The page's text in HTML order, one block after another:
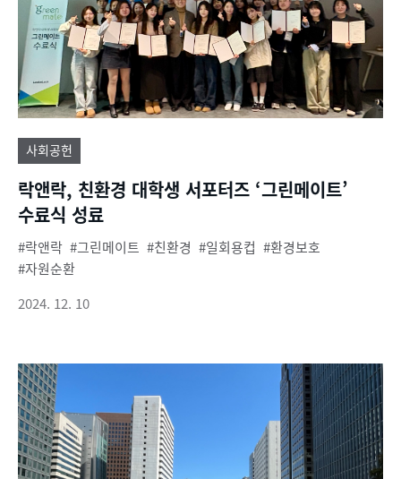
사회공헌
락앤락, 친환경 대학생 서포터즈 ‘그린메이트’
수료식 성료
락앤락 그린메이트 친환경 일회용컵
환경보호
자원순환
2024. 12. 10